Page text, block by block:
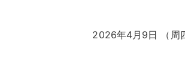
2026年4月9日 （周